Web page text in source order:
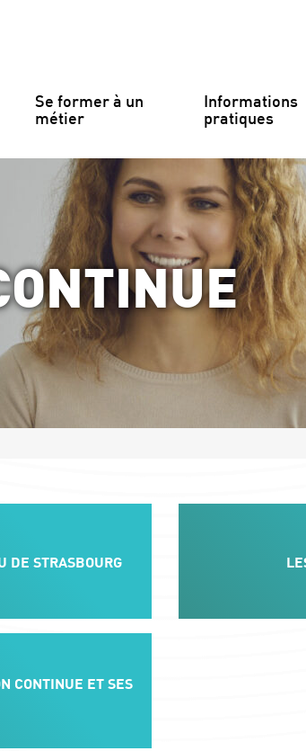
Se former à un
métier
Informations
pratiques
DE STRASBOURG
CONTINUE ET SES